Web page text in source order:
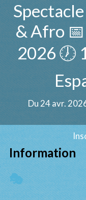
& Afro
2026 🕖
Du 24 avr.
Information
🎭